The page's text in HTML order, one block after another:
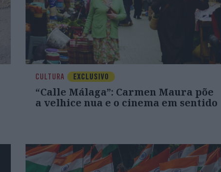
CULTURA EXCLUSIVO
“Calle Málaga”: Carmen Maura põe
a velhice nua e o cinema em sentido